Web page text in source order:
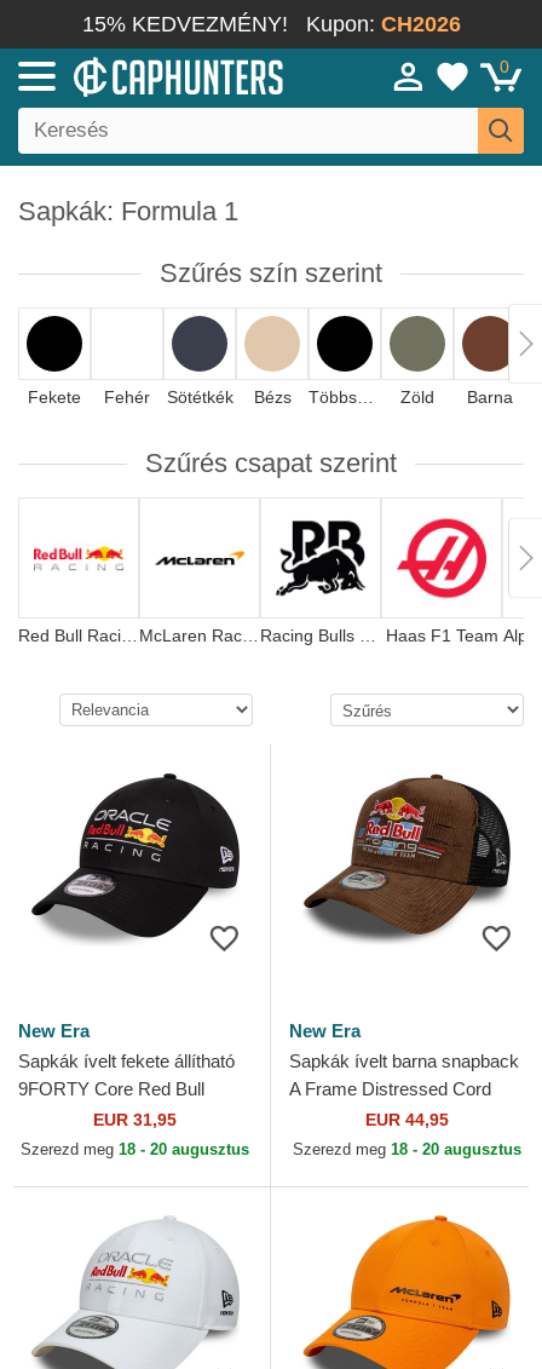
15% KEDVEZMÉNY! Kupon: CH2026
0
Sapkák: Formula 1
Szűrés szín szerint
Fekete Fehér Sötétkék Bézs Zöld Barna
Szűrés csapat szerint
Haas F1 Team
New Era
Sapkák ívelt fekete állítható
9FORTY Core Red Bull
Racing Formula 1 New Era
EUR 31,95
Szerezd meg 18 - 20 augusztus
New Era
Sapkák ívelt barna snapback
A Frame Distressed Cord
Red Bull Racing Formula 1
New Era
EUR 44,95
Szerezd meg 18 - 20 augusztus